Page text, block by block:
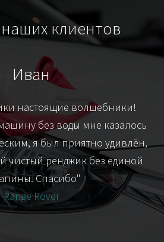
клиентов
Иван
настоящие волшебники!
без воды мне казалось
я был приятно удивлён,
чистый ренджик без единой
Спасибо"
Range Rover